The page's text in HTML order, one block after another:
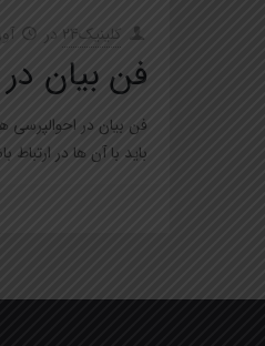
کلینیک24 در
فن بیان
فن بیان در احوالپرسی
باید با آن ها در